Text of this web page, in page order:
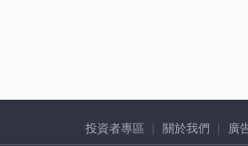
投資者專區 關於我們 廣